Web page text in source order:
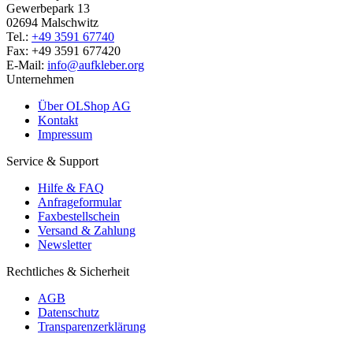
Gewerbepark 13
02694 Malschwitz
Tel.: +49 3591 67740
Fax: +49 3591 677420
E-Mail: info@aufkleber.org
Unternehmen
Über OLShop AG
Kontakt
Impressum
Service & Support
Hilfe & FAQ
Anfrageformular
Faxbestellschein
Versand & Zahlung
Newsletter
Rechtliches & Sicherheit
AGB
Datenschutz
Transparenzerklärung